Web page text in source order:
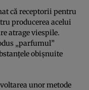
că receptorii pentru
producerea acelui
atrage viespile.
„parfumul”
obișnuite
unor metode